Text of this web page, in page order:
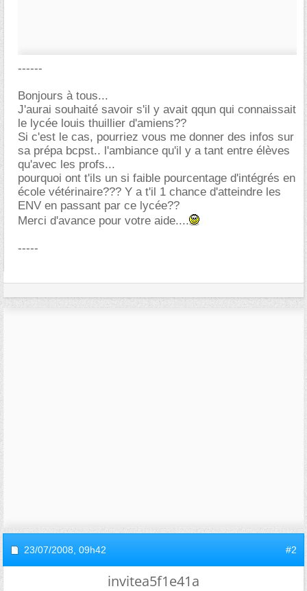
------
Bonjours à tous...
J'aurai souhaité savoir s'il y avait qqun qui connaissait
le lycée louis thuillier d'amiens??
Si c'est le cas, pourriez vous me donner des infos sur
sa prépa bcpst.. l'ambiance qu'il y a tant entre élèves
qu'avec les profs...
pourquoi ont t'ils un si faible pourcentage d'intégrés en
école vétérinaire??? Y a t'il 1 chance d'atteindre les
ENV en passant par ce lycée??
Merci d'avance pour votre aide....
-----
23/07/2008, 09h42 #2
invitea5f1e41a